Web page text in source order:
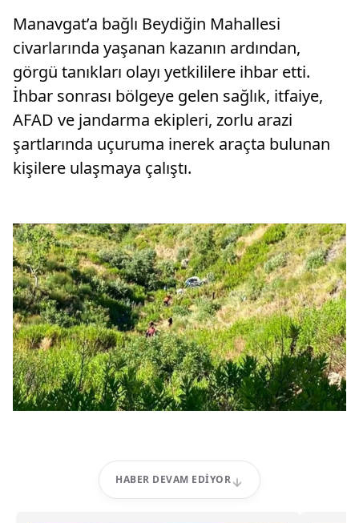
Manavgat’a bağlı Beydiğin Mahallesi
civarlarında yaşanan kazanın ardından,
görgü tanıkları olayı yetkililere ihbar etti.
İhbar sonrası bölgeye gelen sağlık, itfaiye,
AFAD ve jandarma ekipleri, zorlu arazi
şartlarında uçuruma inerek araçta bulunan
kişilere ulaşmaya çalıştı.
HABER DEVAM EDIYOR